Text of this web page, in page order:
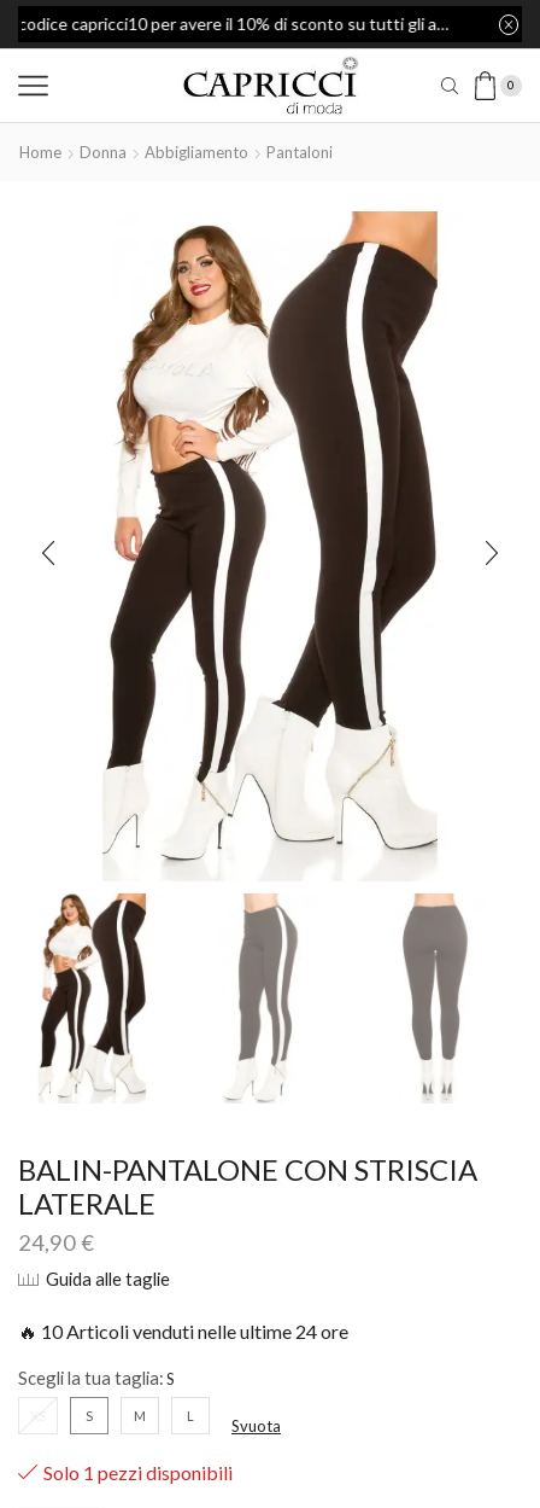
Usa il codice capricci10 per avere il 10% di sconto su tutti gli articoli Spedizione Gratis per ordini superiori a 49€
0
Home Donna Abbigliamento Pantaloni
BALIN-PANTALONE CON STRISCIA
LATERALE
24,90€
Guida alle taglie
🔥 10 Articoli venduti nelle ultime 24 ore
Scegli la tua taglia:
XS S M L Svuota
Solo 1 pezzi disponibili